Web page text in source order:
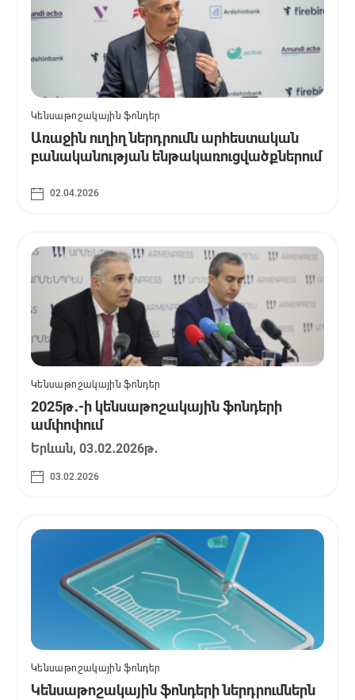
Կենսաթոշակային ֆոնդեր
Առաջին ուղիղ ներդրումն արհեստական
բանականության ենթակառուցվածքներում
02.04.2026
Կենսաթոշակային ֆոնդեր
2025թ․-ի կենսաթոշակային ֆոնդերի
ամփոփում
Երևան, 03․02․2026թ․
03.02.2026
Կենսաթոշակային ֆոնդեր
Կենսաթոշակային ֆոնդերի ներդրումներն